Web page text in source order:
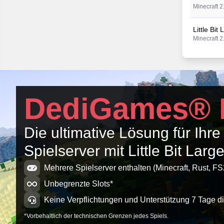
Minecraft
Little Bit
Minecraft
Minecraft
Little Bit
Minecraft
Little Bit
Minecraft
Little Bit
Minecraft
DediGames®
Die ultimative Lösung für
Spielserver mit Little Bit
Mehrere Spielserver enthalten (Minecraft, Rust,
Unbegrenzte Slots*
Keine Verpflichtungen und Unterstützung 7 Tage
*Vorbehaltlich der technischen Grenzen jedes Spiels.